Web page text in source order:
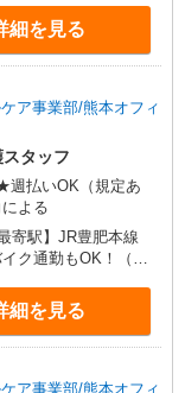
細を見る
ア事業部/熊本オフィ
タッフ
週払いOK（規定あ
による
寄駅】JR豊肥本線
ク通勤もOK！（規
な勤務地をお選び下
細を見る
ア事業部/熊本オフィ